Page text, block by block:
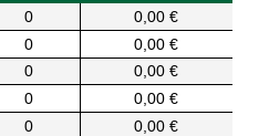
0
0,00 €
0
0,00 €
0
0,00 €
0
0,00 €
0
0,00 €